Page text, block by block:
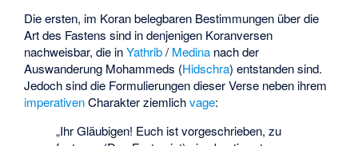
Die ersten, im Koran belegbaren Bestimmungen über die
Art des Fastens sind in denjenigen Koranversen
nachweisbar, die inYathrib/Medina nach der
Auswanderung Mohammeds (Hidschra) entstanden sind.
Jedoch sind die Formulierungen dieser Verse neben ihrem
imperativenCharakter ziemlichvage:
„Ihr Gläubigen! Euch ist vorgeschrieben, zu